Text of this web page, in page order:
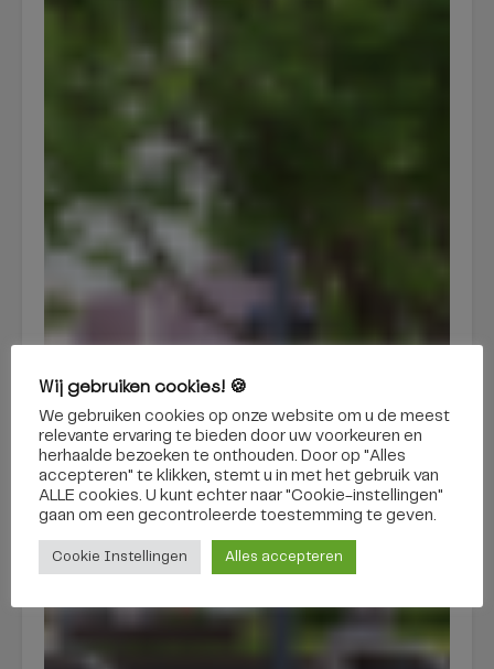
Wij gebruiken cookies! 🍪
We gebruiken cookies op onze website om u de meest
relevante ervaring te bieden door uw voorkeuren en
herhaalde bezoeken te onthouden. Door op "Alles
accepteren" te klikken, stemt u in met het gebruik van
ALLE cookies. U kunt echter naar "Cookie-instellingen"
gaan om een ​​gecontroleerde toestemming te geven.
Cookie Instellingen Alles accepteren